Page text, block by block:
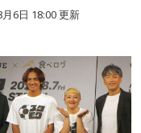
6日 18:00更新